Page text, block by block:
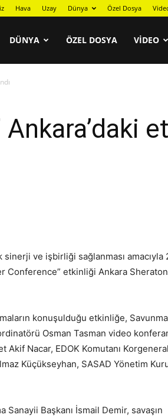
Hava Uzay Dünya Özel Dosya
DÜNYA ÖZEL DOSYA VIDEO
ve işbirliği sağlanması amacıyla
Conference” etkinliği Ankara Sheraton
konuşulduğu etkinliğe, Savunma
Osman Tasman video
Akif Nacar, EDOK Komutanı Korgeneral
Küçükseyhan, SASAD Yönetim
Sanayii Başkanı İsmail Demir, savaşın